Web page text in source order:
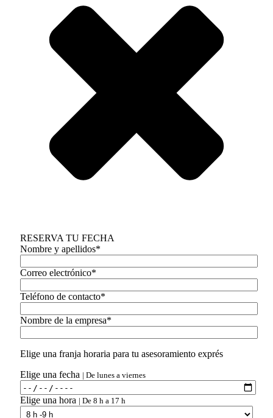
RESERVA TU FECHA
Nombre y apellidos*
Correo electrónico*
Teléfono de contacto*
Nombre de la empresa*
Elige una franja horaria para tu asesoramiento exprés
Elige una fecha | De lunes a viernes
Elige una hora | De 8 h a 17 h